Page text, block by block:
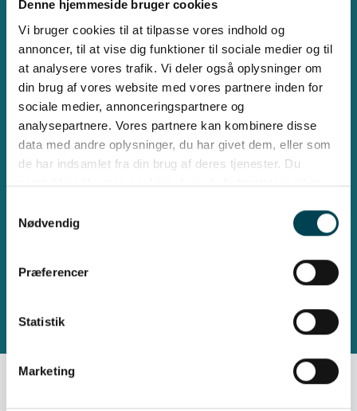
Denne hjemmeside bruger cookies
Vi bruger cookies til at tilpasse vores indhold og
annoncer, til at vise dig funktioner til sociale medier og til
at analysere vores trafik. Vi deler også oplysninger om
din brug af vores website med vores partnere inden for
sociale medier, annonceringspartnere og
analysepartnere. Vores partnere kan kombinere disse
data med andre oplysninger, du har givet dem, eller som
de har indsamlet fra din brug af deres tjenester. Du
samtykker til vores cookies, hvis du fortsætter med at
Nødvendig
Præferencer
Statistik
Marketing
Kontor Rønne
Skansevej 2, 3700 Rønne
Man, tirs, tors: 09.00 - 15.00
Onsdag: Lukket
Fredag: 09:00 - 12.00